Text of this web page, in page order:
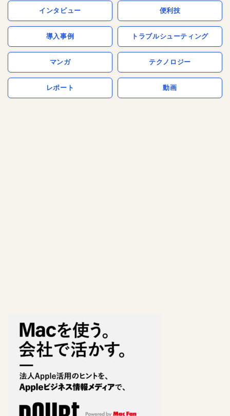
インタビュー 便利技
導入事例 トラブルシューティング
マンガ テクノロジー
レポート 動画